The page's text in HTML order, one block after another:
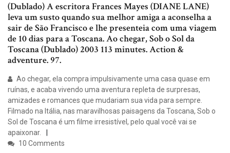
(Dublado) A escritora Frances Mayes (DIANE LANE)
leva um susto quando sua melhor amiga a aconselha a
sair de São Francisco e lhe presenteia com uma viagem
de 10 dias para a Toscana. Ao chegar, Sob o Sol da
Toscana (Dublado) 2003 113 minutes. Action &
adventure. 97.
Ao chegar, ela compra impulsivamente uma casa quase em
ruínas, e acaba vivendo uma aventura repleta de surpresas,
amizades e romances que mudariam sua vida para sempre.
Filmado na Itália, nas maravilhosas paisagens da Toscana, Sob o
Sol de Toscana é um filme irresistível, pelo qual você vai se
apaixonar.
10 Comments